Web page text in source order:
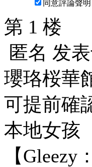
同意評論聲明
第 1 楼
匿名 发
瓔珞桜華
可提前確
本地女孩
【